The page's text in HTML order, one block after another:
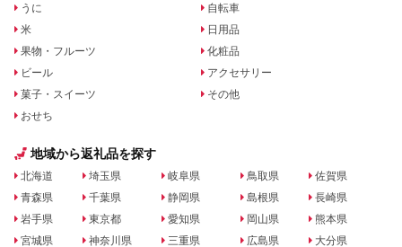
うに
米
果物・フルーツ
ビール
菓子・スイーツ
おせち
自転車
日用品
化粧品
アクセサリー
その他
地域から返礼品を探す
北海道
青森県
岩手県
宮城県
埼玉県
千葉県
東京都
神奈川県
岐阜県
静岡県
愛知県
三重県
鳥取県
島根県
岡山県
広島県
佐賀県
長崎県
熊本県
大分県